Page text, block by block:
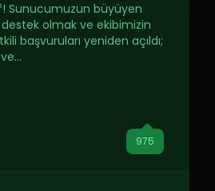
Sunucumuzun büyüyen
olmak ve ekibimizin
başvuruları yeniden açıldı;
975